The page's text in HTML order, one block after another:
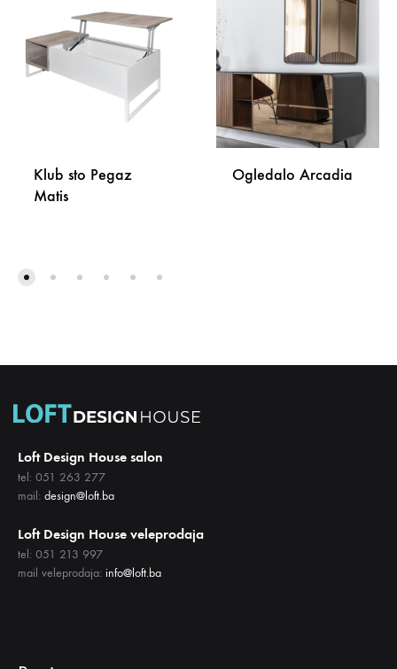
Klub sto Pegaz
Matis
Ogledalo Arcadia
Loft Design House salon
tel: 051 263 277
mail: design@loft.ba
Loft Design House veleprodaja
tel: 051 213 997
mail veleprodaja: info@loft.ba